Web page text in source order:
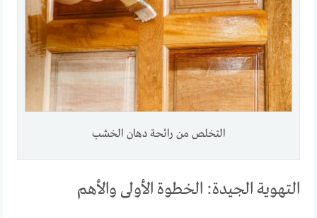
التخلص من رائحة دهان الخشب
التهوية الجيدة: الخطوة الأولى والأهم